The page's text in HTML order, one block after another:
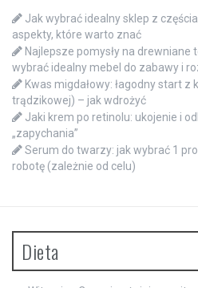
Jak wybrać idealny sklep z
aspekty, które warto znać
Najlepsze pomysły na drewniane
wybrać idealny mebel do zabawy i
Kwas migdałowy: łagodny start
trądzikowej) – jak wdrożyć
Jaki krem po retinolu: ukojenie i
„zapychania”
Serum do twarzy: jak wybrać 1
robotę (zależnie od celu)
Dieta